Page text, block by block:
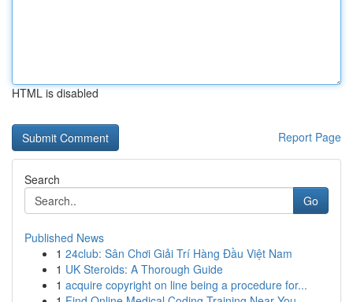
HTML is disabled
Report Page
Search
Go
Published News
1 24club: Sân Chơi Giải Trí Hàng Đầu Việt Nam
1 UK Steroids: A Thorough Guide
1 acquire copyright on line being a procedure for...